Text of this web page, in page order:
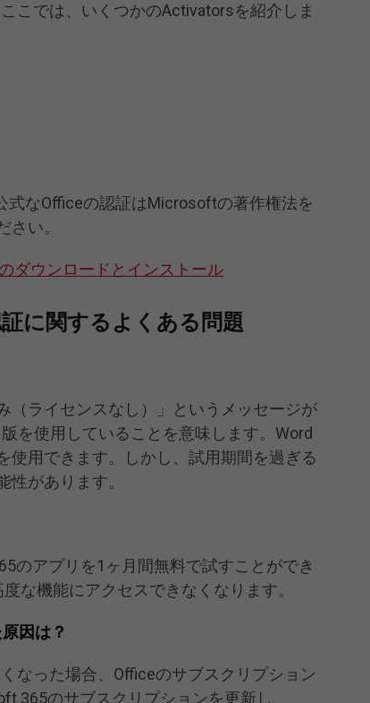
こでは、いくつかのActivatorsを紹介しま
式なOfficeの認証はMicrosoftの著作権法を
い。
ダウンロードとインストール
に関するよくある問題
（ライセンスなし）」というメッセージが
を使用していることを意味します。Word
使用できます。しかし、試用期間を過ぎる
があります。
のアプリを1ヶ月間無料で試すことができ
な機能にアクセスできなくなります。
因は？
なった場合、Officeのサブスクリプション
365のサブスクリプションを更新し、